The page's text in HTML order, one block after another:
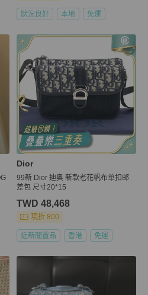
狀況良好 本地 免運
Dior
99新 Dior 迪奥 新款老花帆布单扣邮
差包 尺寸20*15
TWD 48,468
現折 800
近新閒置品 香港 免運